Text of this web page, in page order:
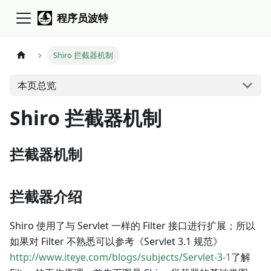
程序员波特
Shiro 拦截器机制
本页总览
Shiro 拦截器机制
拦截器机制
拦截器介绍
Shiro 使用了与 Servlet 一样的 Filter 接口进行扩展；所以
如果对 Filter 不熟悉可以参考《Servlet 3.1 规范》
http://www.iteye.com/blogs/subjects/Servlet-3-1了解